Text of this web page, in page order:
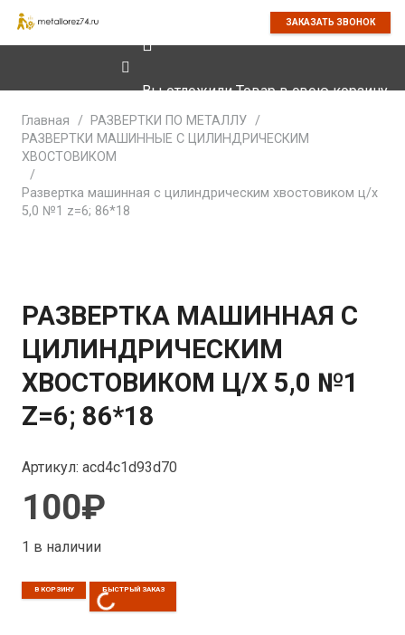
ЗАКАЗАТЬ ЗВОНОК
Вы отложилиТоварв свою корзину.
Главная / РАЗВЕРТКИ ПО МЕТАЛЛУ /
РАЗВЕРТКИ МАШИННЫЕ С ЦИЛИНДРИЧЕСКИМ
ХВОСТОВИКОМ
/
Развертка машинная с цилиндрическим хвостовиком ц/х
5,0 №1 z=6; 86*18
РАЗВЕРТКА МАШИННАЯ С
ЦИЛИНДРИЧЕСКИМ
ХВОСТОВИКОМ Ц/Х 5,0 №1
Z=6; 86*18
Артикул: acd4c1d93d70
100₽
1 в наличии
Количество
В КОРЗИНУ БЫСТРЫЙ ЗАКАЗ